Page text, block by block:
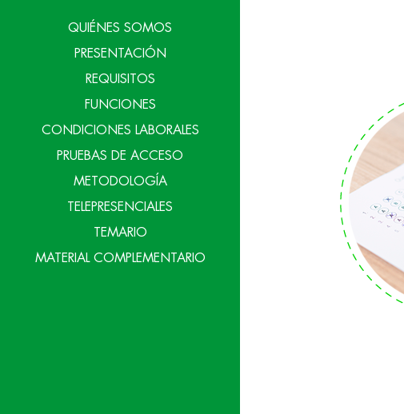
QUIÉNES SOMOS
PRESENTACIÓN
REQUISITOS
FUNCIONES
CONDICIONES LABORALES
PRUEBAS DE ACCESO
METODOLOGÍA
TELEPRESENCIALES
TEMARIO
MATERIAL COMPLEMENTARIO